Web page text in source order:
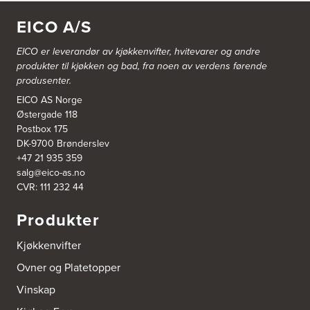
Sentrumsvn. 4
8920 Sømna
Tel.:75-009700
http://www.interiormesteren.no
Bodø Interiør
Petter Engensvei 7
Kjøkkenhuset Bodø A/S
8071 Bodø
Tel.:75522430
https://www.bodointerior.no/
Bodø Kjøkkensenter AS
Studio Sigdal Bodø
8006 Bodø
Tel.: 75-500250
Boform Kjøkken Oslo AS
Thomas Heftyes Gate 41
EICO A/S
EICO er leverandør av kjøkkenvifter, hvitevarer og andre
produkter til kjøkken og bad, fra noen av verdens førende
produsenter.
EICO AS Norge
Østergade 118
Postbox 175
DK-9700 Brønderslev
+47 21 935 359
salg@eico-as.no
CVR: 111 232 44
Produkter
Kjøkkenvifter
Ovner og Platetopper
Vinskap